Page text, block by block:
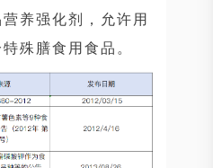
养强化剂，允许用
殊膳食用食品。